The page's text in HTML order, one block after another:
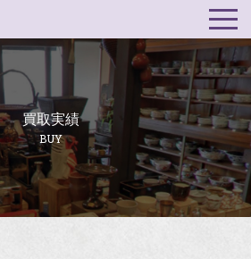
買取実績
BUY